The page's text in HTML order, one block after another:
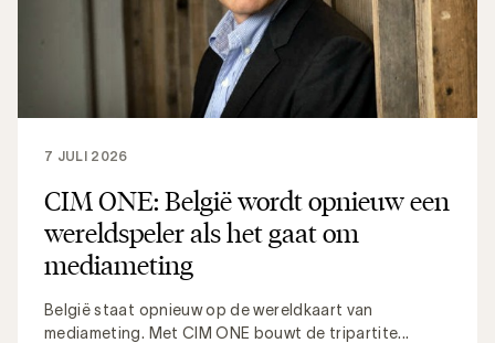
CIM ONE: België wordt opnieuw een
wereldspeler als het gaat om
mediameting
België staat opnieuw op de wereldkaart van
mediameting. Met CIM ONE bouwt de tripartite...
7 JULI 2026